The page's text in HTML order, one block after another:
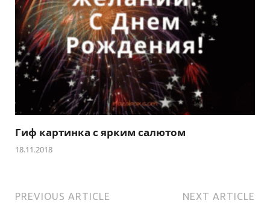
Гиф картинка с ярким салютом
18.11.2018
PREVIOUS ARTICLE NEXT ARTICLE